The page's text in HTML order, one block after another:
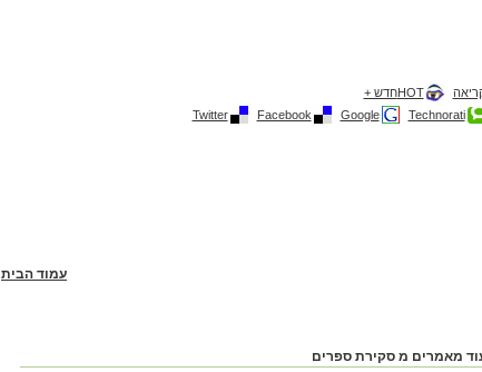
HOTחדש +
Technorati
Google
Facebook
Twitter
עמוד הבית
מאמרים מ סקירת ספרים